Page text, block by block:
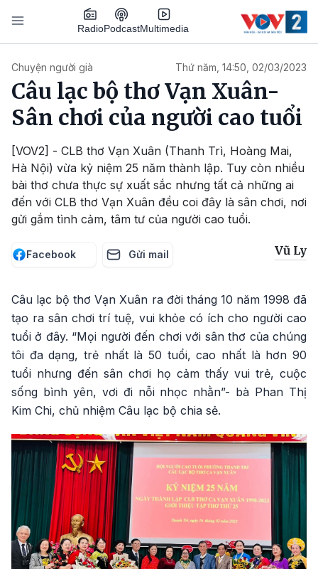
Nhảy đến nội dung
RadioPodcastMultimedia
Chuyện người già Thứ năm, 14:50, 02/03/2023
Câu lạc bộ thơ Vạn Xuân-
Sân chơi của người cao tuổi
[VOV2] - CLB thơ Vạn Xuân (Thanh Trì, Hoàng Mai,
Hà Nội) vừa kỷ niệm 25 năm thành lập. Tuy còn nhiều
bài thơ chưa thực sự xuất sắc nhưng tất cả những ai
đến với CLB thơ Vạn Xuân đều coi đây là sân chơi, nơi
gửi gắm tình cảm, tâm tư của người cao tuổi.
Facebook Gửi mail Vũ Ly
Câu lạc bộ thơ Vạn Xuân ra đời tháng 10 năm 1998 đã
tạo ra sân chơi trí tuệ, vui khỏe có ích cho người cao
tuổi ở đây. “Mọi người đến chơi với sân thơ của chúng
tôi đa dạng, trẻ nhất là 50 tuổi, cao nhất là hơn 90
tuổi nhưng đến sân chơi họ cảm thấy vui trẻ, cuộc
sống bình yên, vơi đi nỗi nhọc nhằn”- bà Phan Thị
Kim Chi, chủ nhiệm Câu lạc bộ chia sẻ.